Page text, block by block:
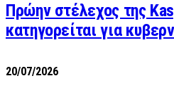
Πρώην στέλεχος της
κατηγορείται για
20/07/2026